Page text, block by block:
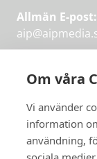
Om våra
Vi använder
information
användning,
Allmän E-post:
Instagram
LinkedIn